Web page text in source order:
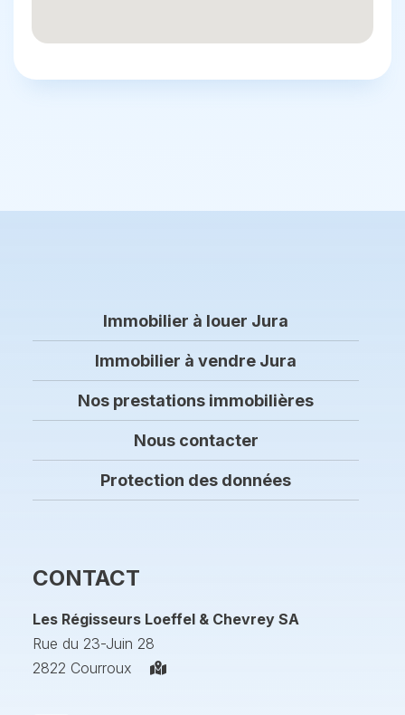
Immobilier à louer Jura
Immobilier à vendre Jura
Nos prestations immobilières
Nous contacter
Protection des données
CONTACT
Les Régisseurs Loeffel & Chevrey SA
Rue du 23-Juin 28
2822 Courroux